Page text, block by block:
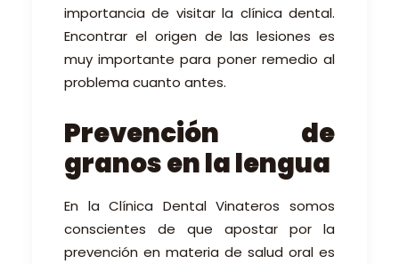
importancia de visitar la clínica dental.
Encontrar el origen de las lesiones es
muy importante para poner remedio al
problema cuanto antes.
Prevención de
granos en la lengua
En la Clínica Dental Vinateros somos
conscientes de que apostar por la
prevención en materia de salud oral es